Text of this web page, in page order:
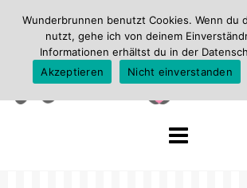
Wunderbrunnen benutzt Cookies. Wenn du
nutzt, gehe ich von deinem
Informationen erhältst du in der
Akzeptieren
Nicht einverstanden